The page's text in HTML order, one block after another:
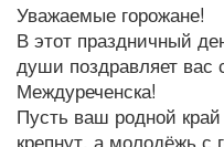
Уважаемые горожане!
В этот праздничный
души поздравляет вас
Междуреченска!
Пусть ваш родной